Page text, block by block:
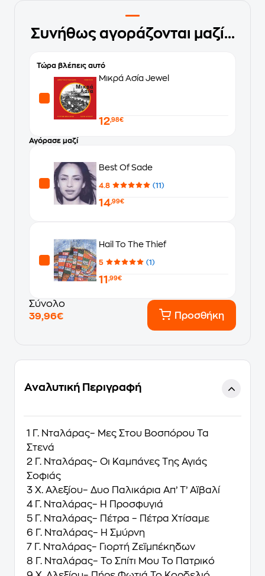
Συνήθως αγοράζονται μαζί...
Τώρα βλέπεις αυτό
Μικρά Ασία Jewel
12,98€
Αγόρασε μαζί
Best Of Sade
4.8 (11)
14,99€
Hail To The Thief
5 (1)
11 ,99€
Σύνολο
39,96€
Προσθήκη
Αναλυτική Περιγραφή
1 Γ. Νταλάρας– Μες Στου Βοσπόρου Τα
Στενά
2 Γ. Νταλάρας– Οι Καμπάνες Της Αγιάς
Σοφιάς
3 Χ. Αλεξίου– Δυο Παλικάρια Απ’ Τ’ Αϊβαλί
4 Γ. Νταλάρας– Η Προσφυγιά
5 Γ. Νταλάρας– Πέτρα – Πέτρα Χτίσαμε
6 Γ. Νταλάρας– Η Σμύρνη
7 Γ. Νταλάρας– Γιορτή Ζεϊμπέκηδων
8 Γ. Νταλάρας– Το Σπίτι Μου Το Πατρικό